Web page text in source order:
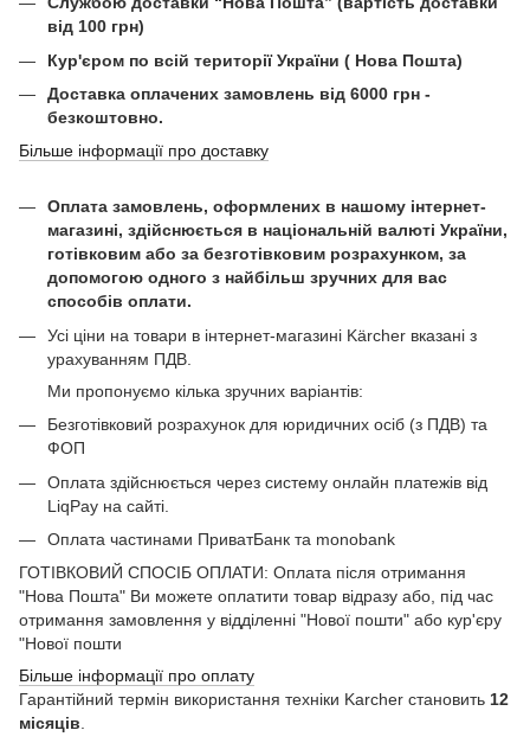
від 100 грн)
Кур'єром по всій території України ( Нова Пошта)
Доставка оплачених замовлень від 6000 грн -
безкоштовно.
Більше інформації про доставку
Оплата замовлень, оформлених в нашому інтернет-
магазині, здійснюється в національній валюті України,
готівковим або за безготівковим розрахунком, за
допомогою одного з найбільш зручних для вас
способів оплати.
Усі ціни на товари в інтернет-магазині Kärcher вказані з
урахуванням ПДВ.
Ми пропонуємо кілька зручних варіантів:
Безготівковий розрахунок для юридичних осіб (з ПДВ) та
ФОП
Оплата здійснюється через систему онлайн платежів від
LiqPay на сайті.
Оплата частинами ПриватБанк та monobank
ГОТІВКОВИЙ СПОСІБ ОПЛАТИ: Оплата після отримання
"Нова Пошта" Ви можете оплатити товар відразу або, під час
отримання замовлення у відділенні "Нової пошти" або кур'єру
"Нової пошти
Більше інформації про оплату
Гарантійний термін використання техніки Karcher становить 12
місяців.